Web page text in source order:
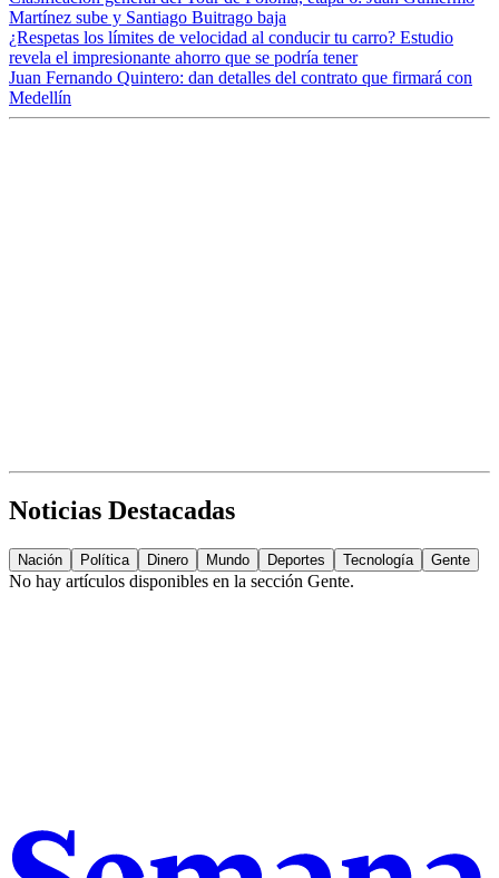
Martínez sube y Santiago Buitrago baja
¿Respetas los límites de velocidad al conducir tu carro? Estudio
revela el impresionante ahorro que se podría tener
Juan Fernando Quintero: dan detalles del contrato que firmará con
Medellín
Noticias Destacadas
Nación Política Dinero Mundo Deportes Tecnología Gente
No hay artículos disponibles en la sección Gente.